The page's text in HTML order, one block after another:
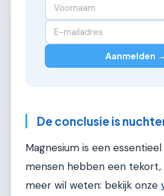
Aanmelden →
De conclusie is
Magnesium is een
mensen hebben een tekort,
meer wil weten: bekijk onze